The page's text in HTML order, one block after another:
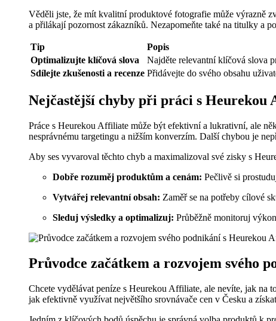
Věděli jste, že mít kvalitní produktové fotografie může výrazně
a přilákají pozornost zákazníků. Nezapomeňte také na titulky a
Tip
Popis
Optimalizujte klíčová slova
Najděte relevantní klíčová slova
Sdílejte zkušenosti a recenze Přidávejte do svého obsahu
Nejčastější chyby při práci s
Práce s Heurekou Affiliate může být efektivní a lukrativní, ale
nesprávnému targetingu a nižším konverzím. Další chybou je
Aby ses vyvaroval těchto chyb a maximalizoval své zisky s
Dobře rozuměj produktům a cenám: Pečlivě si
Vytvářej relevantní obsah: Zaměř se na potřeby cílové
Sleduj výsledky a optimalizuj: Průběžně monitoruj
Průvodce začátkem a rozvojem svého
Chcete vydělávat peníze s Heurekou Affiliate, ale nevíte, jak na
jak efektivně využívat největšího srovnávače cen v Česku a